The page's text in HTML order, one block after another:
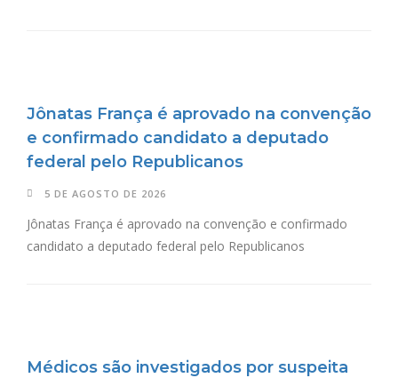
Jônatas França é aprovado na convenção
e confirmado candidato a deputado
federal pelo Republicanos
5 DE AGOSTO DE 2026
Jônatas França é aprovado na convenção e confirmado
candidato a deputado federal pelo Republicanos
Médicos são investigados por suspeita